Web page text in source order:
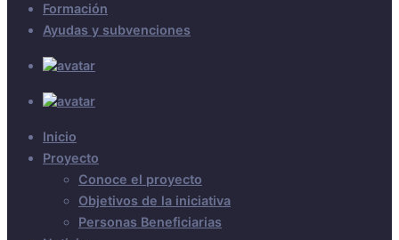
Formación
Ayudas y subvenciones
Inicio
Proyecto
Conoce el proyecto
Objetivos de la iniciativa
Personas Beneficiarias